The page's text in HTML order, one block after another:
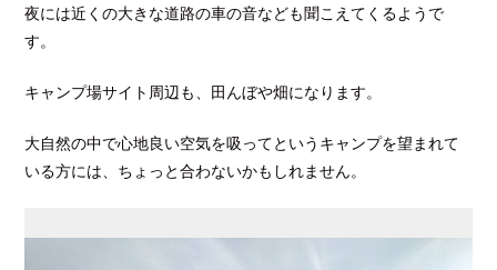
夜には近くの大きな道路の車の音なども聞こえてくるようで
す。
キャンプ場サイト周辺も、田んぼや畑になります。
大自然の中で心地良い空気を吸ってというキャンプを望まれて
いる方には、ちょっと合わないかもしれません。